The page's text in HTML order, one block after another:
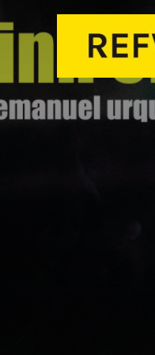
Inhalt